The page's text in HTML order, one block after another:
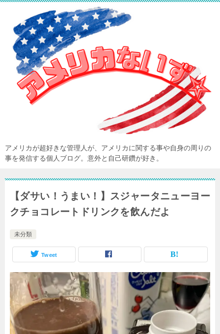
アメリカが超好きな管理人が、アメリカに関する事や自身の周りの
事を発信する個人ブログ。意外と自己研鑽が好き。
【ダサい！うまい！】スジャータニューヨー
クチョコレートドリンクを飲んだよ
未分類
Tweet